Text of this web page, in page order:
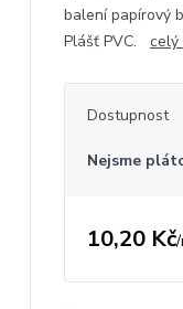
balení papírový
Plášť PVC. celý
Dostupnost
Nejsme
10,20 Kč/